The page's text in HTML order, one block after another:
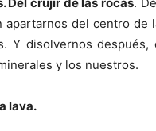
del centro de
Y disolvernos
y los nuestros.
lava.